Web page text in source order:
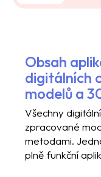
Obsah
digitálních
modelů a
Všechny
zpracované
metodami.
plně funkční